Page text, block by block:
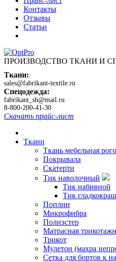
Контакты
Отзывы
Статьи
ПРОИЗВОДСТВО ТКАНИ И
Ткани:
sales@fabrikant-textile.ru
Спецодежда:
fabrikant_sh@mail.ru
8-800-200-41-30
Скачать прайс-лист
Ткани
Ткань мебельная
Покрывала
Скатерти
Тик наволочный
Тик набивной
Тик
Поплин
Микрофибра
Полиэстер
Матрасная
Трикот
Мулетон (махра
Сетка для бортов к